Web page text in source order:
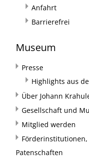
Anfahrt
Barrierefrei
Museum
Presse
Highlights aus
Über Johann
Gesellschaft und
Mitglied werden
Patenschaften